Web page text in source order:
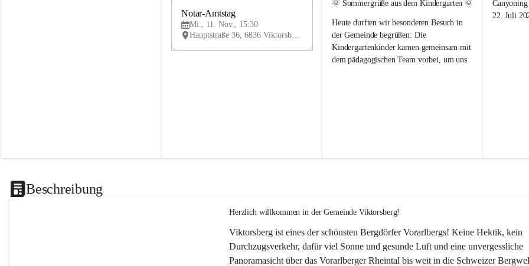
V
Notar-Amtstag
Mi., 11. Nov., 15:30
Hauptstraße 36, 6836 Viktorsberg, AUT
i
t
o
r
s
🌞 Sommergrüße aus dem Kindergarten 🌞
Heute durften wir besonderen Besuch in
der Gemeinde begrüßen: Die
Kindergartenkinder kamen gemeinsam mit
dem pädagogischen Team vorbei, um uns
i
k
22. Juli
Beschreibung
Herzlich willkommen in der Gemeinde Viktorsberg!
Viktorsberg ist eines der schönsten Bergdörfer Vorarlbergs! Keine Hektik, kein
Durchzugsverkehr, dafür viel Sonne und gesunde Luft und eine unvergessliche
Panoramasicht über das Vorarlberger Rheintal bis weit in die Schweizer